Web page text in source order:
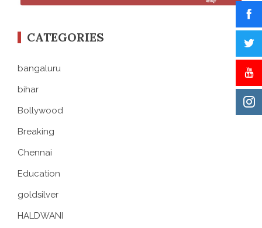
CATEGORIES
bangaluru
bihar
Bollywood
Breaking
Chennai
Education
goldsilver
HALDWANI